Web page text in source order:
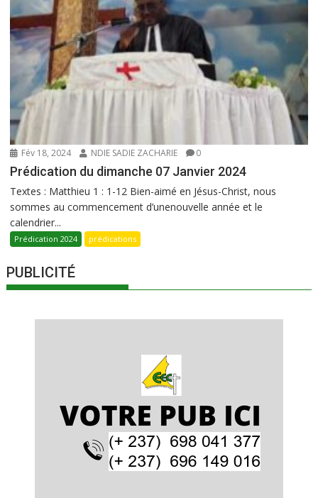
Fév 18, 2024 NDIE SADIE ZACHARIE 0
Prédication du dimanche 07 Janvier 2024
Textes : Matthieu 1 : 1-12 Bien-aimé en Jésus-Christ, nous
sommes au commencement d’unenouvelle année et le
calendrier...
Prédication 2024 prédications
PUBLICITÉ